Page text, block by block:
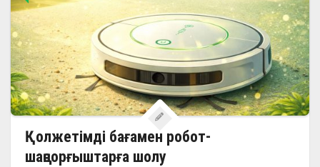
Қолжетімді бағамен робот-
шаңсорғыштарға шолу